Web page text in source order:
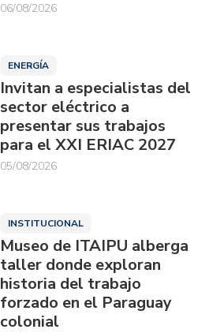
06/08/2026
ENERGÍA
Invitan a especialistas del
sector eléctrico a
presentar sus trabajos
para el XXI ERIAC 2027
05/08/2026
INSTITUCIONAL
Museo de ITAIPU alberga
taller donde exploran
historia del trabajo
forzado en el Paraguay
colonial